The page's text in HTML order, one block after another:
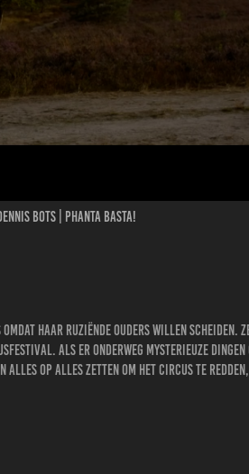
BOTS | PHANTA BASTA!
haar ruziënde ouders willen scheiden.
Als er onderweg mysterieuze
op alles zetten om het circus te